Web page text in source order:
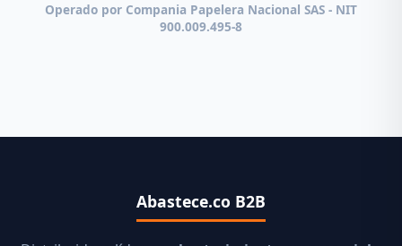
Operado por Compania Papelera Nacional SAS - NIT
900.009.495-8
Abastece.co B2B